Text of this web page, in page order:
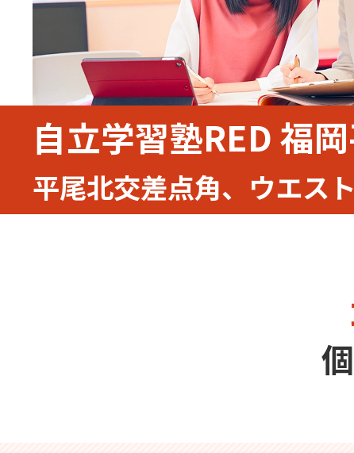
自立学習塾RED 福
平尾北交差点角、ウエス